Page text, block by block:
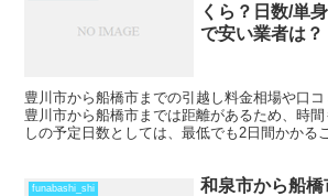
くら？日数/単
で安い業者は？
豊川市から船橋市までの引越し料金相場や口コ
豊川市から船橋市までは距離があるため、時
しの予定日数としては、最低でも2日間かかる
funabashi_shi
和泉市から船